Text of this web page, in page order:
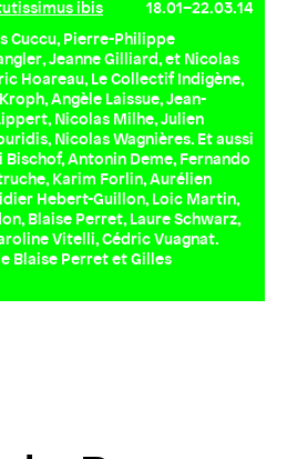
tutissimus ibis
18.01–22.03.14
Cuccu, Pierre-Philippe
Jeanne Gilliard, et Nicolas
Hoareau, Le Collectif Indigène,
Angèle Laissue, Jean-
Nicolas Milhe, Julien
Nicolas Wagnières. Et aussi
Bischof, Antonin Deme, Fernando
Karim Forlin, Aurélien
Hebert-Guillon, Loic Martin,
Blaise Perret, Laure Schwarz,
Vitelli, Cédric Vuagnat.
Blaise Perret et Gilles